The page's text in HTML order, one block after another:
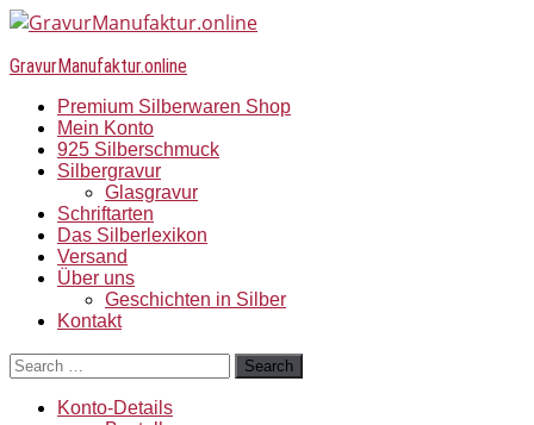
GravurManufaktur.online
Premium Silberwaren Shop
Mein Konto
925 Silberschmuck
Silbergravur
Glasgravur
Schriftarten
Das Silberlexikon
Versand
Über uns
Geschichten in Silber
Kontakt
Search
Konto-Details